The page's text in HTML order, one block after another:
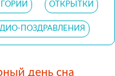
ОТКРЫТКИ
ПОЗДРАВЛЕНИЯ
день сна